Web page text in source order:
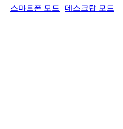
스마트폰 모드 | 데스크탑 모드